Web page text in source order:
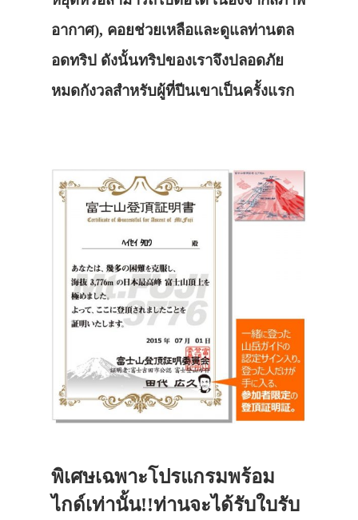
อากาศ), คอยช่วยเหลือและดูแลท่านตล
อดทริป ดังนั้นทริปของเราจึงปลอดภัย
หมดกังวลสำหรับผู้ที่ปีนเขาเป็นครั้งแรก
พิเศษเฉพาะโปรแกรมพร้อม
ไกด์เท่านั้น!!ท่านจะได้รับใบรับ